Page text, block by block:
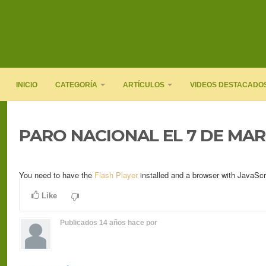
INICIO CATEGORÍA ARTÍCULOS VIDEOS
PARO NACIONAL EL 7 DE
You need to have the Flash Player installed and a browser with
Like
Publicados 14 años hace por